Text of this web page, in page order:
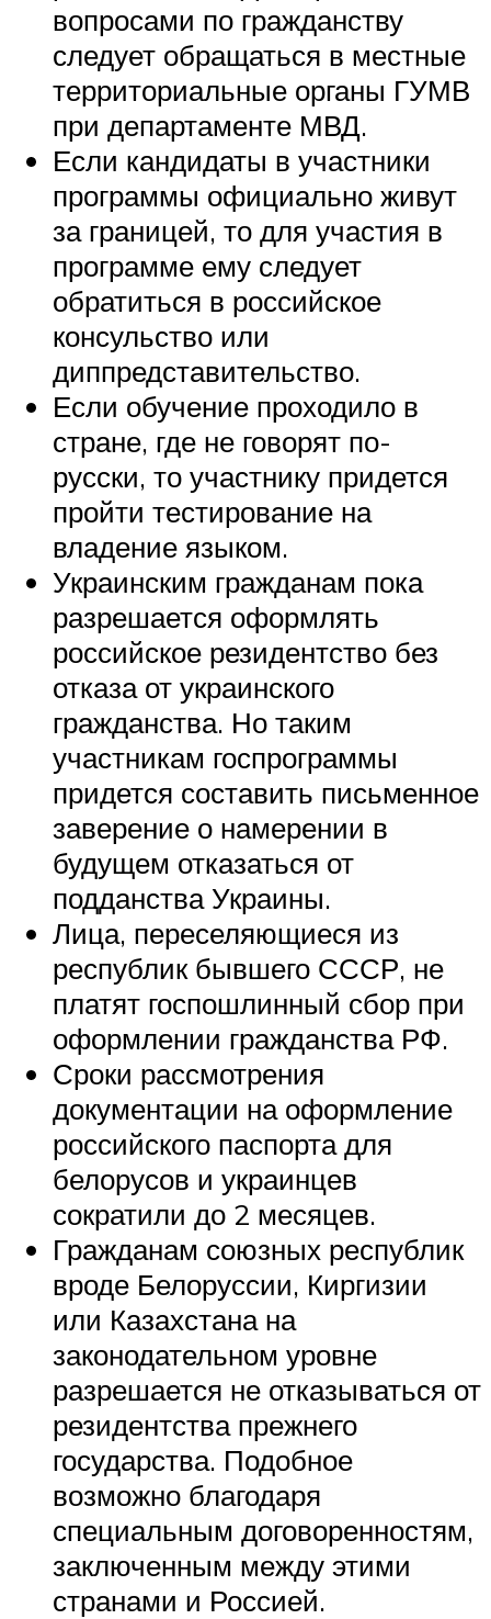
вопросами по гражданству
следует обращаться в местные
территориальные органы ГУМВ
при департаменте МВД.
Если кандидаты в участники
программы официально живут
за границей, то для участия в
программе ему следует
обратиться в российское
консульство или
диппредставительство.
Если обучение проходило в
стране, где не говорят по-
русски, то участнику придется
пройти тестирование на
владение языком.
Украинским гражданам пока
разрешается оформлять
российское резидентство без
отказа от украинского
гражданства. Но таким
участникам госпрограммы
придется составить письменное
заверение о намерении в
будущем отказаться от
подданства Украины.
Лица, переселяющиеся из
республик бывшего СССР, не
платят госпошлинный сбор при
оформлении гражданства РФ.
Сроки рассмотрения
документации на оформление
российского паспорта для
белорусов и украинцев
сократили до 2 месяцев.
Гражданам союзных республик
вроде Белоруссии, Киргизии
или Казахстана на
законодательном уровне
разрешается не отказываться от
резидентства прежнего
государства. Подобное
возможно благодаря
специальным договоренностям,
заключенным между этими
странами и Россией.